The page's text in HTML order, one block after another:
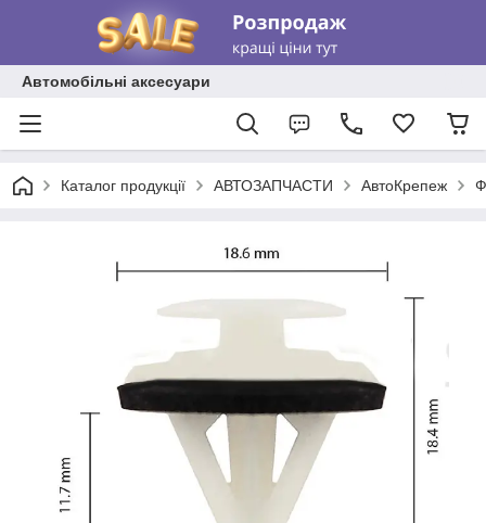
Автомобільні аксесуари
Каталог продукції АВТОЗАПЧАСТИ АвтоКрепеж